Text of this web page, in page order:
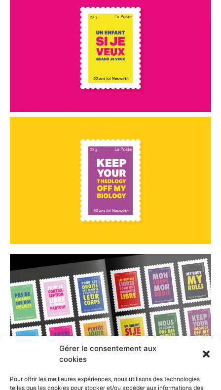
Gérer le consentement aux
cookies
Pour offrir les meilleures expériences, nous utilisons des technologies
telles que les cookies pour stocker et/ou accéder aux informations des